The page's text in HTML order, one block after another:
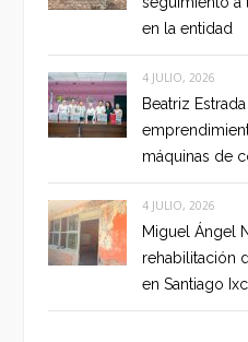
en la entidad
4 JULIO, 2026
Beatriz
máquinas de
4 JULIO, 2026
Miguel Ángel
rehabilitación
en Santiago